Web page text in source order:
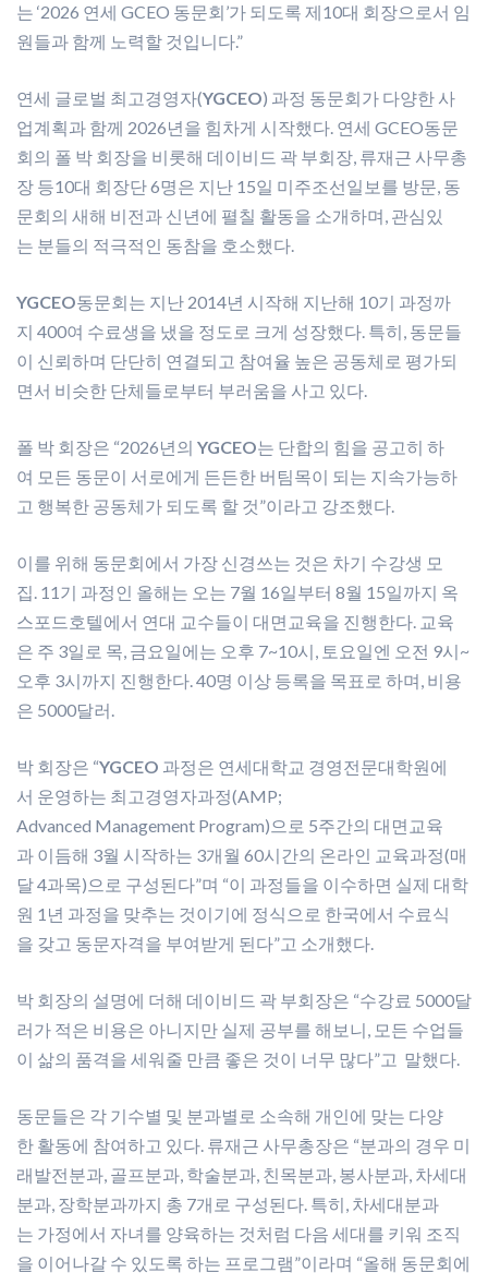
는 ‘2026 연세 GCEO 동문회’가 되도록 제10대 회장으로서 임
원들과 함께 노력할 것입니다.”
연세 글로벌 최고경영자(YGCEO) 과정 동문회가 다양한 사
업계획과 함께 2026년을 힘차게 시작했다. 연세 GCEO동문
회의 폴 박 회장을 비롯해 데이비드 곽 부회장, 류재근 사무총
장 등10대 회장단 6명은 지난 15일 미주조선일보를 방문, 동
문회의 새해 비전과 신년에 펼칠 활동을 소개하며, 관심있
는 분들의 적극적인 동참을 호소했다.
YGCEO동문회는 지난 2014년 시작해 지난해 10기 과정까
지 400여 수료생을 냈을 정도로 크게 성장했다. 특히, 동문들
이 신뢰하며 단단히 연결되고 참여율 높은 공동체로 평가되
면서 비슷한 단체들로부터 부러움을 사고 있다.
폴 박 회장은 “2026년의 YGCEO는 단합의 힘을 공고히 하
여 모든 동문이 서로에게 든든한 버팀목이 되는 지속가능하
고 행복한 공동체가 되도록 할 것”이라고 강조했다.
이를 위해 동문회에서 가장 신경쓰는 것은 차기 수강생 모
집. 11기 과정인 올해는 오는 7월 16일부터 8월 15일까지 옥
스포드호텔에서 연대 교수들이 대면교육을 진행한다. 교육
은 주 3일로 목, 금요일에는 오후 7~10시, 토요일엔 오전 9시~
오후 3시까지 진행한다. 40명 이상 등록을 목표로 하며, 비용
은 5000달러.
박 회장은 “YGCEO 과정은 연세대학교 경영전문대학원에
서 운영하는 최고경영자과정(AMP;
Advanced Management Program)으로 5주간의 대면교육
과 이듬해 3월 시작하는 3개월 60시간의 온라인 교육과정(매
달 4과목)으로 구성된다”며 “이 과정들을 이수하면 실제 대학
원 1년 과정을 맞추는 것이기에 정식으로 한국에서 수료식
을 갖고 동문자격을 부여받게 된다”고 소개했다.
박 회장의 설명에 더해 데이비드 곽 부회장은 “수강료 5000달
러가 적은 비용은 아니지만 실제 공부를 해보니, 모든 수업들
이 삶의 품격을 세워줄 만큼 좋은 것이 너무 많다”고 말했다.
동문들은 각 기수별 및 분과별로 소속해 개인에 맞는 다양
한 활동에 참여하고 있다. 류재근 사무총장은 “분과의 경우 미
래발전분과, 골프분과, 학술분과, 친목분과, 봉사분과, 차세대
분과, 장학분과까지 총 7개로 구성된다. 특히, 차세대분과
는 가정에서 자녀를 양육하는 것처럼 다음 세대를 키워 조직
을 이어나갈 수 있도록 하는 프로그램”이라며 “올해 동문회에